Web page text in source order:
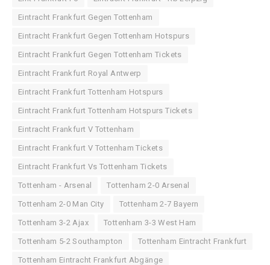
Eintracht Frankfurt Gegen Tottenham
Eintracht Frankfurt Gegen Tottenham Hotspurs
Eintracht Frankfurt Gegen Tottenham Tickets
Eintracht Frankfurt Royal Antwerp
Eintracht Frankfurt Tottenham Hotspurs
Eintracht Frankfurt Tottenham Hotspurs Tickets
Eintracht Frankfurt V Tottenham
Eintracht Frankfurt V Tottenham Tickets
Eintracht Frankfurt Vs Tottenham Tickets
Tottenham - Arsenal Tottenham 2-0 Arsenal
Tottenham 2-0 Man City Tottenham 2-7 Bayern
Tottenham 3-2 Ajax Tottenham 3-3 West Ham
Tottenham 5-2 Southampton Tottenham Eintracht Frankfurt
Tottenham Eintracht Frankfurt Abgänge